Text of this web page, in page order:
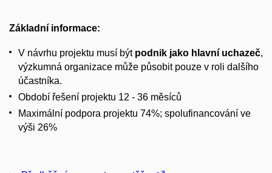
Základní informace:
V návrhu projektu musí být podnik jako hlavní uchazeč,
výzkumná organizace může působit pouze v roli dalšího
účastníka.
Období řešení projektu 12 - 36 měsíců
Maximální podpora projektu 74%; spolufinancování ve
výši 26%